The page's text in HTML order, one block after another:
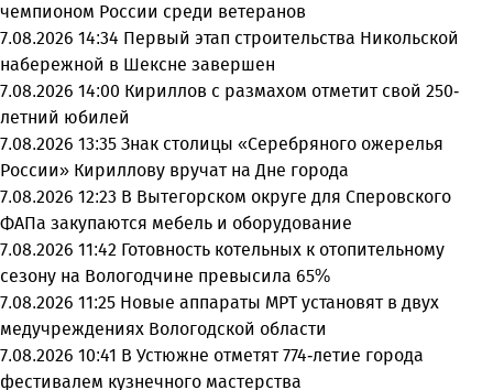
чемпионом России среди ветеранов
7.08.2026 14:34 Первый этап строительства Никольской
набережной в Шексне завершен
7.08.2026 14:00 Кириллов с размахом отметит свой 250-
летний юбилей
7.08.2026 13:35 Знак столицы «Серебряного ожерелья
России» Кириллову вручат на Дне города
7.08.2026 12:23 В Вытегорском округе для Сперовского
ФАПа закупаются мебель и оборудование
7.08.2026 11:42 Готовность котельных к отопительному
сезону на Вологодчине превысила 65%
7.08.2026 11:25 Новые аппараты МРТ установят в двух
медучреждениях Вологодской области
7.08.2026 10:41 В Устюжне отметят 774-летие города
фестивалем кузнечного мастерства